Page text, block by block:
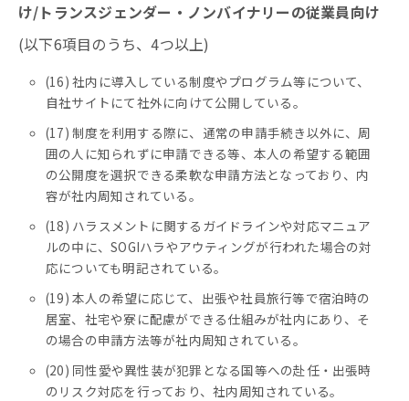
け/トランスジェンダー・ノンバイナリーの従業員向け
(以下6項目のうち、4つ以上)
(16) 社内に導入している制度やプログラム等について、
自社サイトにて社外に向けて公開している。
(17) 制度を利用する際に、通常の申請手続き以外に、周
囲の人に知られずに申請できる等、本人の希望する範囲
の公開度を選択できる柔軟な申請方法となっており、内
容が社内周知されている。
(18) ハラスメントに関するガイドラインや対応マニュア
ルの中に、SOGIハラやアウティングが行われた場合の対
応についても明記されている。
(19) 本人の希望に応じて、出張や社員旅行等で宿泊時の
居室、社宅や寮に配慮ができる仕組みが社内にあり、そ
の場合の申請方法等が社内周知されている。
(20) 同性愛や異性装が犯罪となる国等への赴任・出張時
のリスク対応を行っており、社内周知されている。